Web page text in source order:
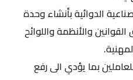
الدوائية بأنشاء وحدة
والأنظمة واللوائح
بما يؤدي الى رفع